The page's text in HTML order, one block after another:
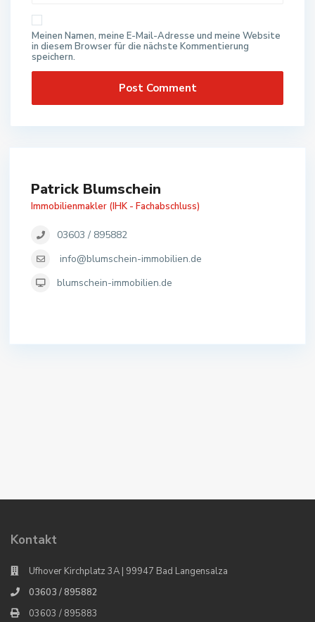
Meinen Namen, meine E-Mail-Adresse und meine Website
in diesem Browser für die nächste Kommentierung
speichern.
Patrick Blumschein
Immobilienmakler (IHK - Fachabschluss)
03603 / 895882
info@blumschein-immobilien.de
blumschein-immobilien.de
Kontakt
Ufhover Kirchplatz 3A | 99947 Bad Langensalza
03603 / 895882
03603 / 895883